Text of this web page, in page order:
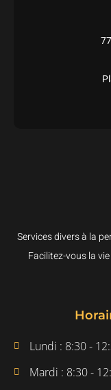
Services divers à la
Facilitez-vous la
Lundi : 8:30 -
Mardi : 8:30 -